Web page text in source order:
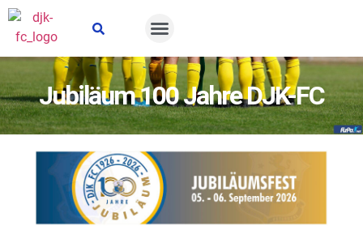
Suche öffnen
Jubiläum 100 Jahre DJK-FC